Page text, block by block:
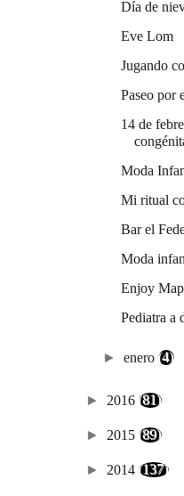
Día de
Eve Lom
Jugando
Paseo por
14 de
Moda
Mi ritual
Bar el
Moda
Enjoy
Pediatra a
►enero(4)
► 2016 (81)
► 2015 (89)
► 2014 (137)